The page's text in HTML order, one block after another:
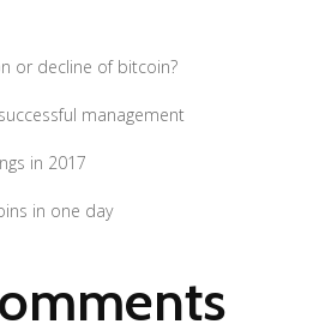
or decline of bitcoin?
management
in 2017
in one day